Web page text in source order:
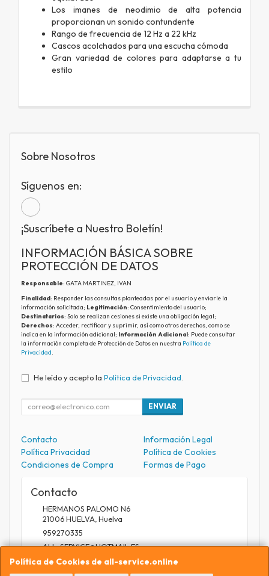
Los imanes de neodimio de alta potencia
proporcionan un sonido contundente
Rango de frecuencia de 12 Hz a 22 kHz
Cascos acolchados para una escucha cómoda
Gran variedad de colores para adaptarse a tu
estilo
Política de Cookies de all-service.online
Sobre Nosotros
Síguenos en:
¡Suscríbete a Nuestro Boletín!
INFORMACIÓN BÁSICA SOBRE
PROTECCIÓN DE DATOS
Responsable: GATA MARTINEZ, IVAN
Finalidad: Responder las consultas planteadas por el usuario y enviarle la
información solicitada; Legitimación: Consentimiento del usuario;
Destinatarios: Solo se realizan cesiones si existe una obligación legal;
Derechos: Acceder, rectificar y suprimir, así como otros derechos, como se
indica en la información adicional; Información Adicional: Puede consultar
la información completa de Protección de Datos en nuestra Política de
Privacidad.
He leído y acepto la Política de Privacidad
ENVIAR
Contacto
Información Legal
Política Privacidad
Política de Cookies
Condiciones de Compra
Formas de Pago
Contacto
HERMANOS PALOMO N6
21006HUELVA Huelva
959270335
ALL_SERVICE@HOTMAIL.ES